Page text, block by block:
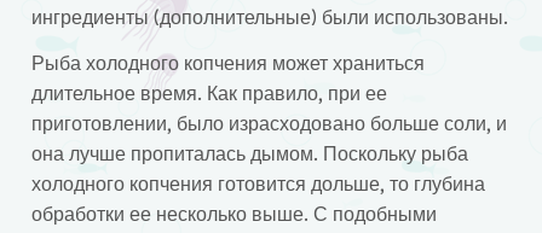
ингредиенты (дополнительные) были использованы.
Рыба холодного копчения может храниться
длительное время. Как правило, при ее
приготовлении, было израсходовано больше соли, и
она лучше пропиталась дымом. Поскольку рыба
холодного копчения готовится дольше, то глубина
обработки ее несколько выше. С подобными